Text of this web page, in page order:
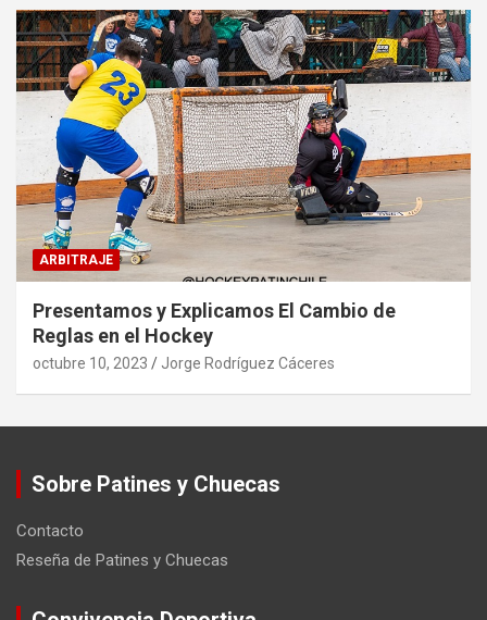
ARBITRAJE
Presentamos y Explicamos El Cambio de
Reglas en el Hockey
octubre 10, 2023 Jorge Rodríguez Cáceres
Sobre Patines y Chuecas
Contacto
Reseña de Patines y Chuecas